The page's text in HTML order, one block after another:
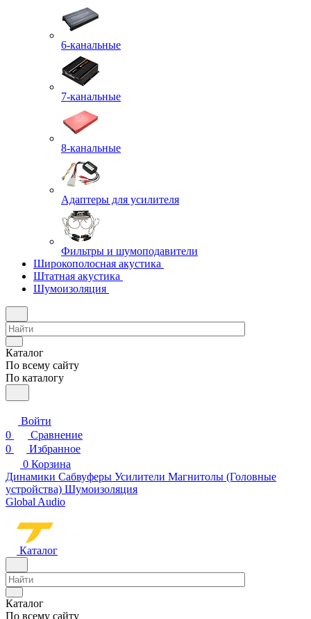
6-канальные
7-канальные
8-канальные
Адаптеры для усилителя
Фильтры и шумоподавители
Широкополосная акустика
Штатная акустика
Шумоизоляция
Каталог
По всему сайту
По каталогу
Войти
0
Сравнение
0
Избранное
0 Корзина
Динамики Сабвуферы Усилители Магнитолы (Головные
устройства) Шумоизоляция
Global Audio
Каталог
Каталог
По всему сайту